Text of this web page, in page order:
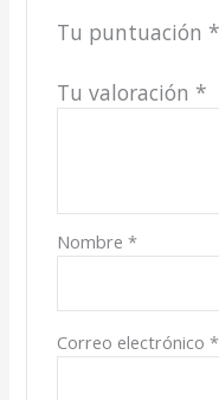
Tu puntuación *
Tu valoración *
Nombre *
Correo electrónico *